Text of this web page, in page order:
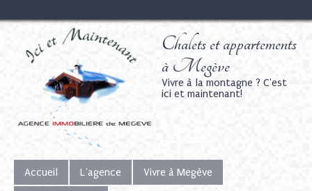
Chalets et appartements
à Megève
Vivre à la montagne ? C'est
ici et maintenant!
Accueil L'agence Vivre à Megève